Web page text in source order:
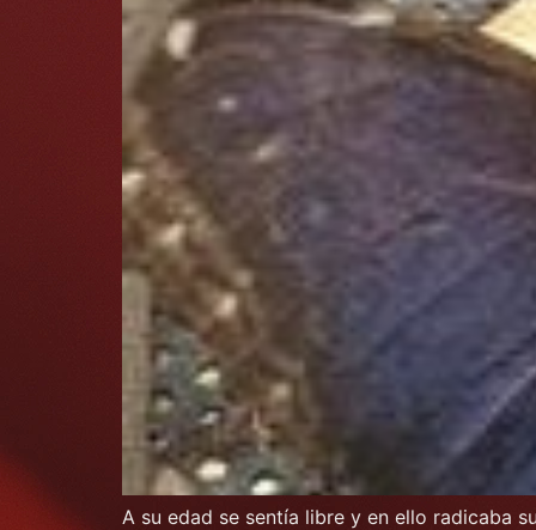
A su edad se sentía libre y en ello radicaba